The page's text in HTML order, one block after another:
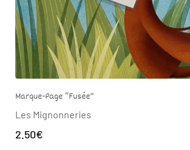
Marque-Page “Fusée”
Les Mignonneries
2.50€